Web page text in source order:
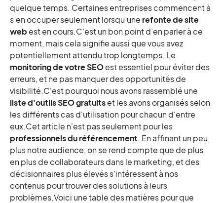
quelque temps. Certaines entreprises commencent à
s’en occuper seulement lorsqu’une refonte de site
web est en cours.C’est un bon point d’en parler à ce
moment, mais cela signifie aussi que vous avez
potentiellement attendu trop longtemps. Le
monitoring de votre SEOest essentiel pour éviter des
erreurs, et ne pas manquer des opportunités de
visibilité.C'est pourquoi nous avons rassemblé une
liste d'outils SEO gratuitset les avons organisés selon
les différents cas d'utilisation pour chacun d'entre
eux.Cet article n'est pas seulement pour les
professionnels du référencement. En affinant un peu
plus notre audience, on se rend compte que de plus
en plus de collaborateurs dans le marketing, et des
décisionnaires plus élevés s’intéressent à nos
contenus pour trouver des solutions à leurs
problèmes.Voici une table des matières pour que
Google Location Changer (SERPs)
Copyscape
Keywordtool.io
Alyze
Spyfu
2 - Outils SEO gratuits Off-site
Panguin Tool
LinkPatrol
Free Broken Link Checker
Disavow.it
Google Search Console
Majestic SEO
Bing Webmaster Tools (BWT)
Backlink watch